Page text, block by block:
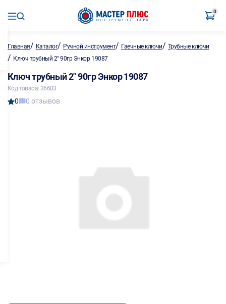
0
Главная/ Каталог/ Ручной инструмент/ Гаечные ключи/ Трубные ключи
/ Ключ трубный 2" 90гр Энкор 19087
Ключ трубный 2" 90гр Энкор 19087
Код товара: 36603
0 0 отзывов